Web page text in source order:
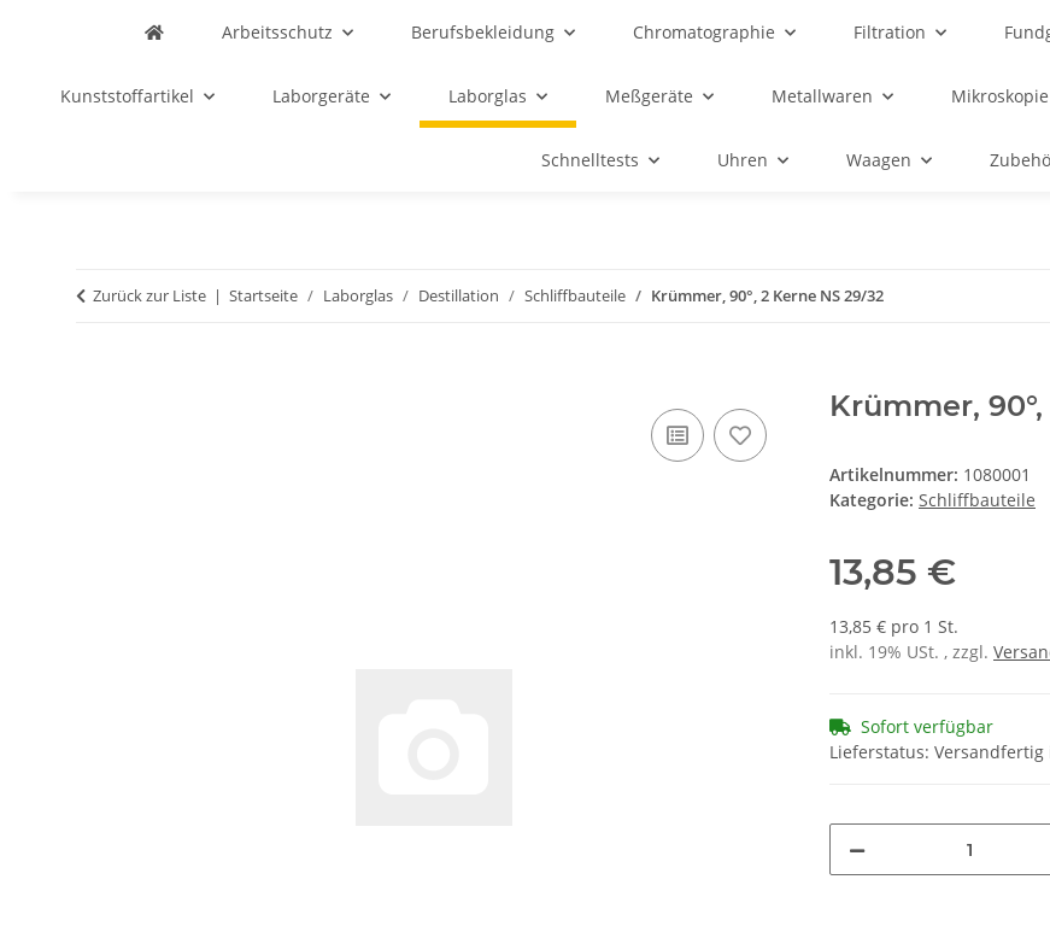
Arbeitsschutz Berufsbekleidung Chromatographie Filtration
Kunststoffartikel Laborgeräte Laborglas Meßgeräte Metallwaren Mikroskopie
Schnelltests Uhren Waagen
Zurück zur Liste Startseite Laborglas Destillation Schliffbauteile Krümmer, 90°, 2 Kerne NS 29/32
Krümmer,
Artikelnummer: 1080001
Kategorie: Schliffbauteile
13,85 €
13,85 € pro 1 St.
inkl. 19% USt. , zzgl.
Sofort verfügbar
Lieferstatus: Versandfertig